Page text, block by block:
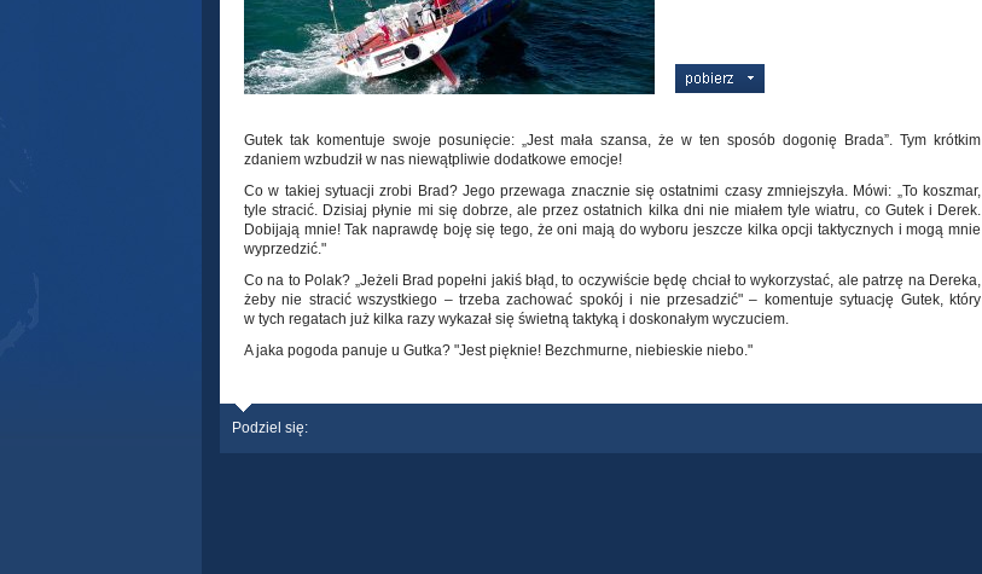
Gutek tak komentuje swoje posunięcie: „Jest mała szansa, że w ten sposób dogonię Brada”. Tym krótkim
zdaniem wzbudził w nas niewątpliwie dodatkowe emocje!
Co w takiej sytuacji zrobi Brad? Jego przewaga znacznie się ostatnimi czasy zmniejszyła. Mówi: „To koszmar,
tyle stracić. Dzisiaj płynie mi się dobrze, ale przez ostatnich kilka dni nie miałem tyle wiatru, co Gutek i Derek.
Dobijają mnie! Tak naprawdę boję się tego, że oni mają do wyboru jeszcze kilka opcji taktycznych i mogą mnie
wyprzedzić."
Co na to Polak? „Jeżeli Brad popełni jakiś błąd, to oczywiście będę chciał to wykorzystać, ale patrzę na Dereka,
żeby nie stracić wszystkiego – trzeba zachować spokój i nie przesadzić" – komentuje sytuację Gutek, który
w tych regatach już kilka razy wykazał się świetną taktyką i doskonałym wyczuciem.
A jaka pogoda panuje u Gutka? "Jest pięknie! Bezchmurne, niebieskie niebo."
Podziel się: